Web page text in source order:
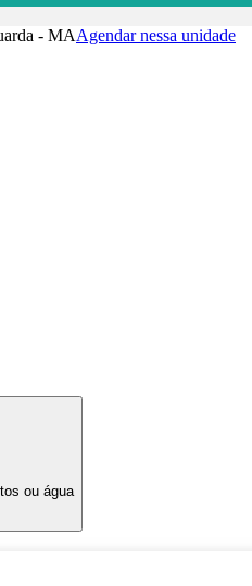
- MAAgendar nessa unidade
ou água